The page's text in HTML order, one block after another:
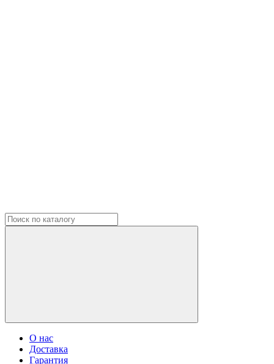
О нас
Доставка
Гарантия